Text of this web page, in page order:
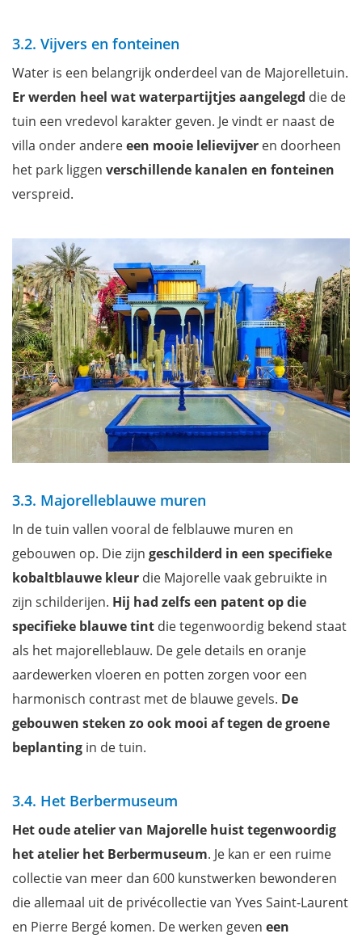
3.2. Vijvers en fonteinen
Water is een belangrijk onderdeel van de Majorelletuin.
Er werden heel wat waterpartijtjes aangelegd die de
tuin een vredevol karakter geven. Je vindt er naast de
villa onder andereeen mooie lelievijver en doorheen
het park liggen verschillende kanalen en fonteinen
verspreid.
3.3. Majorelleblauwe muren
In de tuin vallen vooral de felblauwe muren en
gebouwen op. Die zijn geschilderd in een specifieke
kobaltblauwe kleur die Majorelle vaak gebruikte in
zijn schilderijen. Hij had zelfs een patent op die
specifieke blauwe tint die tegenwoordig bekend staat
als het majorelleblauw. De gele details en oranje
aardewerken vloeren en potten zorgen voor een
harmonisch contrast met de blauwe gevels. De
gebouwen steken zo ook mooi af tegen de groene
beplanting in de tuin.
3.4. Het Berbermuseum
Het oude atelier van Majorelle huist tegenwoordig
het atelier het Berbermuseum. Je kan er een ruime
collectie van meer dan 600 kunstwerken bewonderen
die allemaal uit de privécollectie van Yves Saint-Laurent
en Pierre Bergé komen. De werken geven een